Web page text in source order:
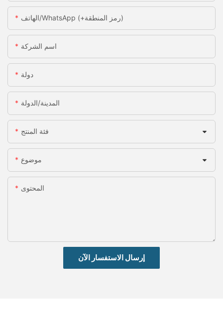
الهاتف/WhatsApp (+رمز المنطقة)
اسم الشركة
دولة
المدينة/الدولة
فئة المنتج
موضوع
المحتوى
إرسال الاستفسار الآن